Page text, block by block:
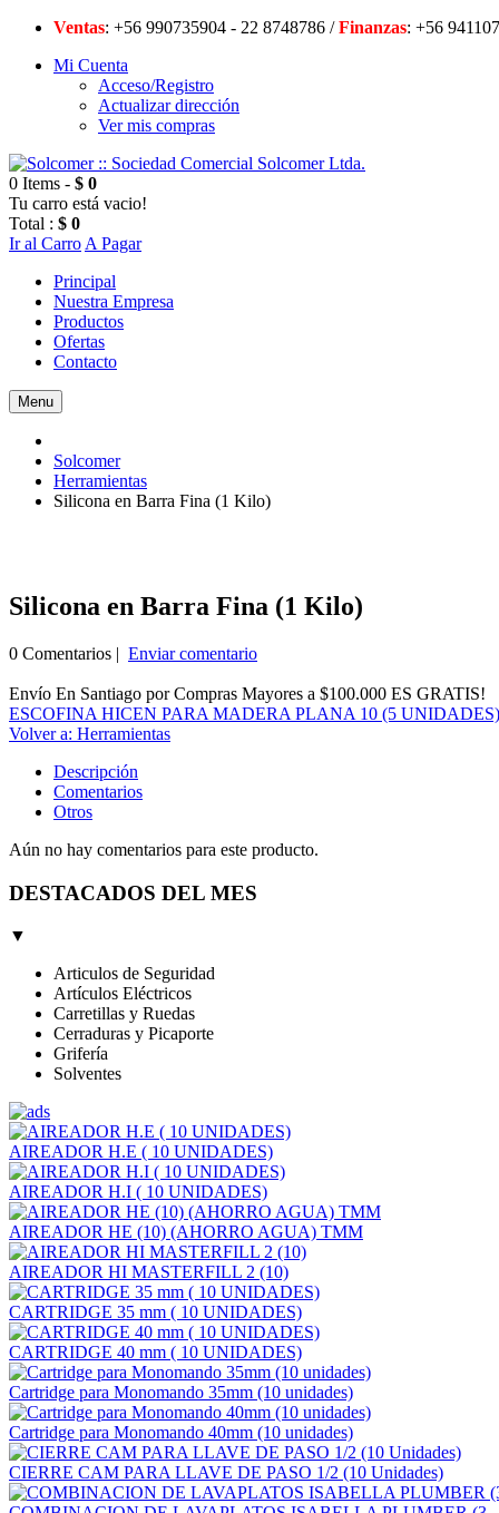
Ventas: +56 990735904 - 22 8748786 /Finanzas: +56
Mi Cuenta
Acceso/Registro
Actualizar dirección
Ver mis compras
0 Items - $ 0
Tu carro está vacio!
Total : $ 0
Ir al Carro A Pagar
Principal
Nuestra Empresa
Productos
Ofertas
Contacto
Menu
Solcomer
Herramientas
Silicona en Barra Fina (1 Kilo)
Silicona en Barra Fina (1 Kilo)
0 Comentarios | Enviar comentario
Envío En Santiago por Compras Mayores a $100.000 ES GRATIS!
ESCOFINA HICEN PARA MADERA PLANA 10 (5 UNIDADES)
Volver a: Herramientas
Descripción
Comentarios
Otros
Aún no hay comentarios para este producto.
DESTACADOS DEL MES
▼
Articulos de Seguridad
Artículos Eléctricos
Carretillas y Ruedas
Cerraduras y Picaporte
Grifería
Solventes
AIREADOR H.E ( 10 UNIDADES)
AIREADOR H.I ( 10 UNIDADES)
AIREADOR HE (10) (AHORRO AGUA) TMM
AIREADOR HI MASTERFILL 2 (10)
CARTRIDGE 35 mm ( 10 UNIDADES)
CARTRIDGE 40 mm ( 10 UNIDADES)
Cartridge para Monomando 35mm (10 unidades)
Cartridge para Monomando 40mm (10 unidades)
CIERRE CAM PARA LLAVE DE PASO 1/2 (10 Unidades)